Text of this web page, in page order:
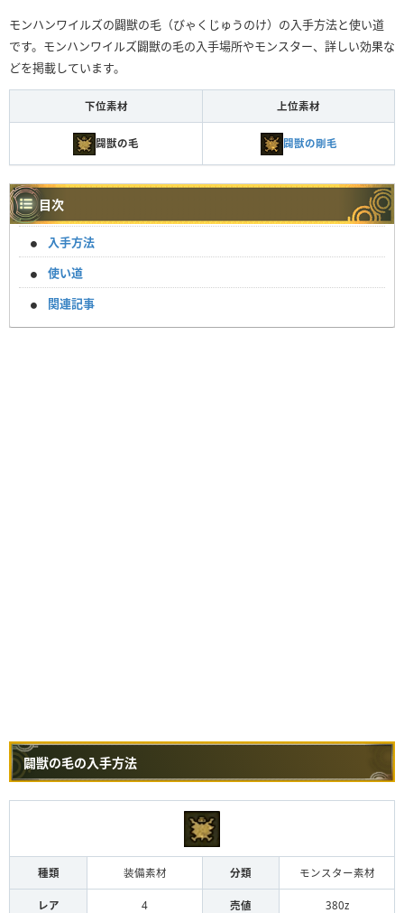
モンハンワイルズの闢獣の毛（びゃくじゅうのけ）の入手方法と使い道
です。モンハンワイルズ闢獣の毛の入手場所やモンスター、詳しい効果な
どを掲載しています。
下位素材 上位素材
闢獣の毛 闢獣の剛毛
目次
入手方法
使い道
関連記事
闢獣の毛の入手方法
種類 装備素材 分類 モンスター素材
レア 4 売値 380z